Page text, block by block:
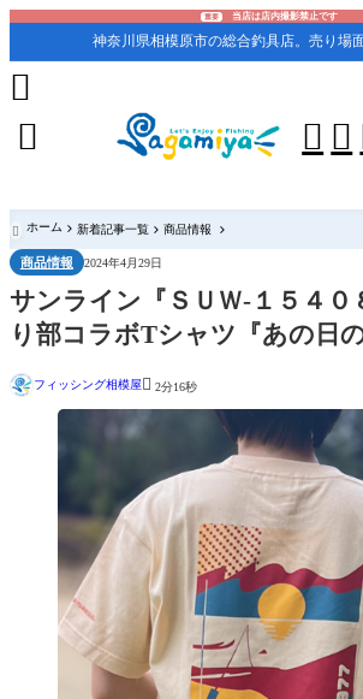
重要 当店は店内撮影禁止です
神奈川県相模原市の総合釣具店。売り場
 


 ホーム 新着記事一覧 商品情報
商品情報 2024年4月29日
サンライン『ＳＵＷ-１５４
り部コラボTシャツ『あの日の
フィッシング相模屋 2分16秒